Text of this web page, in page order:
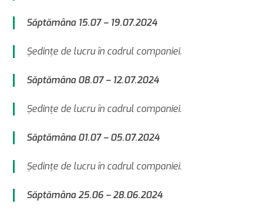
Săptămâna 15.07 – 19.07.2024
Şedinţe de lucru în cadrul companiei.
Săptămâna 08.07 – 12.07.2024
Şedinţe de lucru în cadrul companiei.
Săptămâna 01.07 – 05.07.2024
Şedinţe de lucru în cadrul companiei.
Săptămâna 25.06 – 28.06.2024